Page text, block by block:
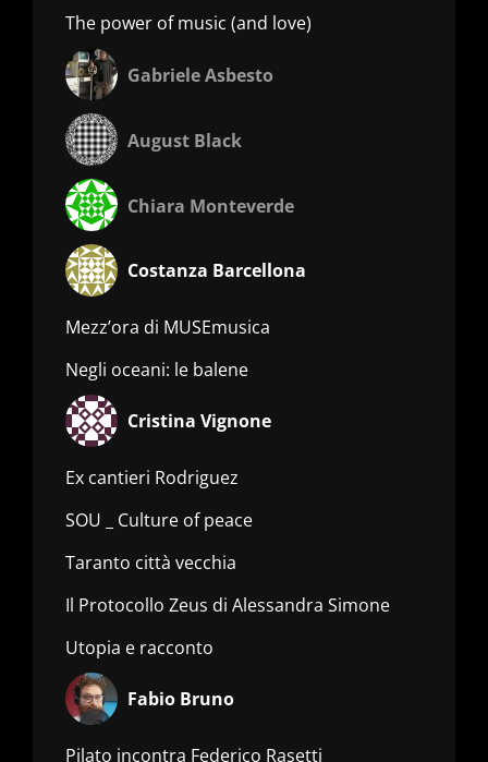
The power of music (and love)
Gabriele Asbesto
August Black
Chiara Monteverde
Costanza Barcellona
Mezz’ora di MUSEmusica
Negli oceani: le balene
Cristina Vignone
Ex cantieri Rodriguez
SOU _ Culture of peace
Taranto città vecchia
Il Protocollo Zeus di Alessandra Simone
Utopia e racconto
Fabio Bruno
Pilato incontra Federico Rasetti